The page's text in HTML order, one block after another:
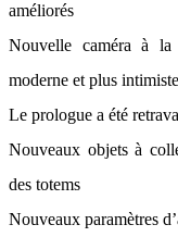
améliorés
Nouvelle caméra à
moderne et plus intimiste
Le prologue a été
Nouveaux objets à
des totems
Nouveaux paramètres